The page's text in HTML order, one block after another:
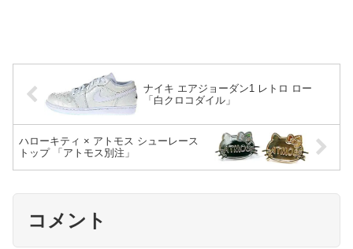
ナイキ エアジョーダン1 レトロ ロー
「白クロコダイル」
ハローキティ × アトモス シューレース
トップ 「アトモス別注」
コメント